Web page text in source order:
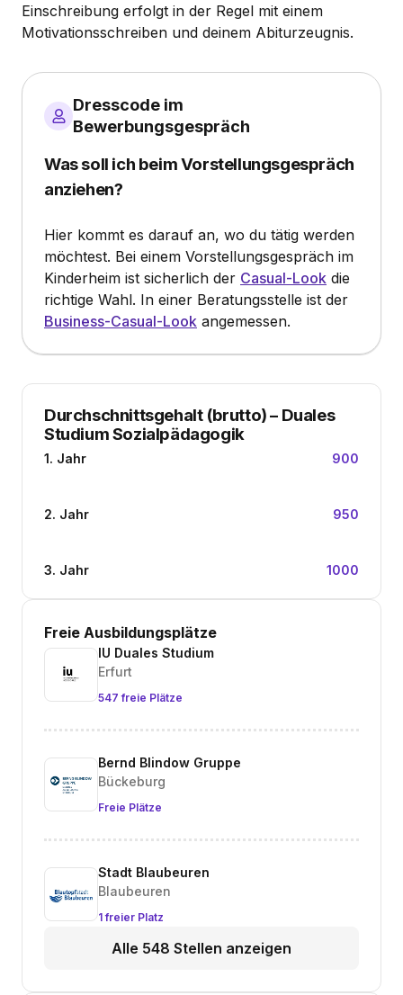
Einschreibung erfolgt in der Regel mit einem
Motivationsschreiben und deinem Abiturzeugnis.
Dresscode im
Bewerbungsgespräch
Was soll ich beim Vorstellungsgespräch
anziehen?
Hier kommt es darauf an, wo du tätig werden
möchtest. Bei einem Vorstellungsgespräch im
Kinderheim ist sicherlich der Casual-Look die
richtige Wahl. In einer Beratungsstelle ist der
Business-Casual-Look angemessen.
Durchschnittsgehalt (brutto)– Duales
Studium Sozialpädagogik
1. Jahr 900
2. Jahr 950
3. Jahr 1000
Freie Ausbildungsplätze
IU Duales Studium
Erfurt
547 freie Plätze
Bernd Blindow Gruppe
Bückeburg
Freie Plätze
Stadt Blaubeuren
Blaubeuren
1 freier Platz
Alle 548 Stellen anzeigen